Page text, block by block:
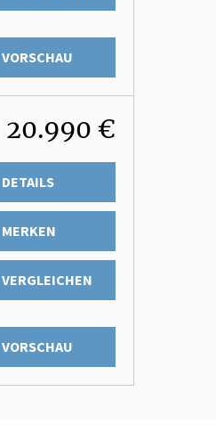
VORSCHAU
20.990 €
DETAILS
MERKEN
VERGLEICHEN
VORSCHAU